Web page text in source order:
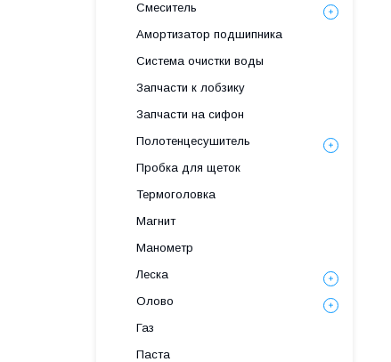
Смеситель
Амортизатор подшипника
Система очистки воды
Запчасти к лобзику
Запчасти на сифон
Полотенцесушитель
Пробка для щеток
Термоголовка
Магнит
Манометр
Леска
Олово
Газ
Паста